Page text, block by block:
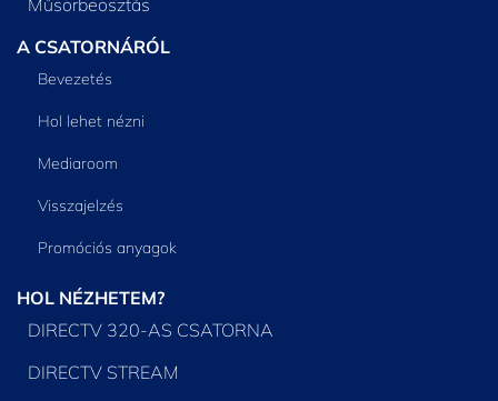
A CSATORNÁRÓL
Bevezetés
Hol lehet nézni
Mediaroom
Visszajelzés
Promóciós anyagok
HOL NÉZHETEM?
DIRECTV 320-AS CSATORNA
DIRECTV STREAM